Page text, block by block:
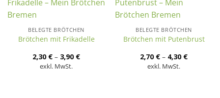
BELEGTE BRÖTCHEN
Brötchen mit Frikadelle
2,30 € – 3,90 €
exkl. MwSt.
BELEGTE BRÖTCHEN
Brötchen mit Putenbrust
2,70 € – 4,30 €
exkl. MwSt.